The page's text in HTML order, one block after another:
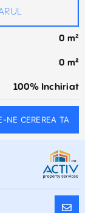
0 m²
0 m²
100% Inchiriat
NE CEREREA TA